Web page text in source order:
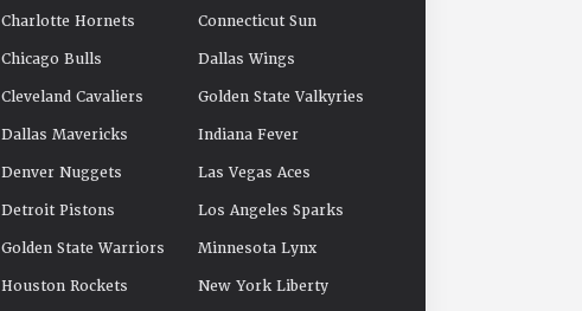
Charlotte Hornets
Chicago Bulls
Cleveland Cavaliers
Dallas Mavericks
Denver Nuggets
Detroit Pistons
Golden State Warriors
Houston Rockets
Connecticut Sun
Dallas Wings
Golden State Valkyries
Indiana Fever
Las Vegas Aces
Los Angeles Sparks
Minnesota Lynx
New York Liberty